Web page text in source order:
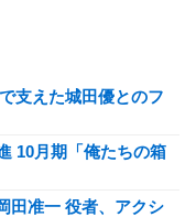
支えた城田優とのフ
10月期「俺たちの箱
田准一 役者、アクシ